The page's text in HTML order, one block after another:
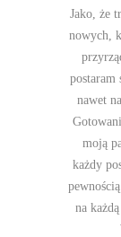
Jako, że
nowych,
postaram
nawet
moją
każdy
na